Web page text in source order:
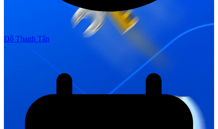
Đỗ Thanh Tân
·